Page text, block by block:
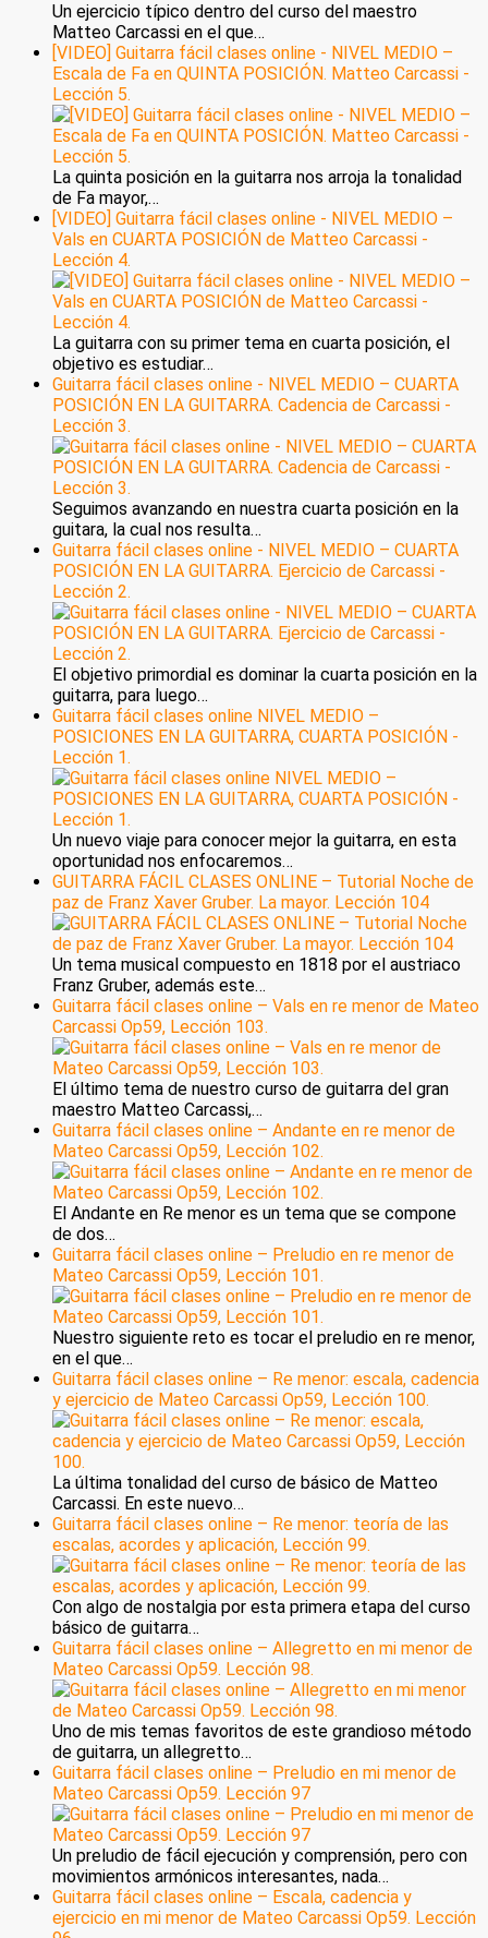
Un ejercicio típico dentro del curso del maestro
Matteo Carcassi en el que…
[VIDEO] Guitarra fácil clases online - NIVEL MEDIO –
Escala de Fa en QUINTA POSICIÓN. Matteo Carcassi -
Lección 5.
La quinta posición en la guitarra nos arroja la tonalidad
de Fa mayor,…
[VIDEO] Guitarra fácil clases online - NIVEL MEDIO –
Vals en CUARTA POSICIÓN de Matteo Carcassi -
Lección 4.
La guitarra con su primer tema en cuarta posición, el
objetivo es estudiar…
Guitarra fácil clases online - NIVEL MEDIO – CUARTA
POSICIÓN EN LA GUITARRA. Cadencia de Carcassi -
Lección 3.
Seguimos avanzando en nuestra cuarta posición en la
guitara, la cual nos resulta…
Guitarra fácil clases online - NIVEL MEDIO – CUARTA
POSICIÓN EN LA GUITARRA. Ejercicio de Carcassi -
Lección 2.
El objetivo primordial es dominar la cuarta posición en la
guitarra, para luego…
Guitarra fácil clases online NIVEL MEDIO –
POSICIONES EN LA GUITARRA, CUARTA POSICIÓN -
Lección 1.
Un nuevo viaje para conocer mejor la guitarra, en esta
oportunidad nos enfocaremos…
GUITARRA FÁCIL CLASES ONLINE – Tutorial Noche de
paz de Franz Xaver Gruber. La mayor. Lección 104
Un tema musical compuesto en 1818 por el austriaco
Franz Gruber, además este…
Guitarra fácil clases online – Vals en re menor de Mateo
Carcassi Op59, Lección 103.
El último tema de nuestro curso de guitarra del gran
maestro Matteo Carcassi,…
Guitarra fácil clases online – Andante en re menor de
Mateo Carcassi Op59, Lección 102.
El Andante en Re menor es un tema que se compone
de dos…
Guitarra fácil clases online – Preludio en re menor de
Mateo Carcassi Op59, Lección 101.
Nuestro siguiente reto es tocar el preludio en re menor,
en el que…
Guitarra fácil clases online – Re menor: escala, cadencia
y ejercicio de Mateo Carcassi Op59, Lección 100.
La última tonalidad del curso de básico de Matteo
Carcassi. En este nuevo…
Guitarra fácil clases online – Re menor: teoría de las
escalas, acordes y aplicación, Lección 99.
Con algo de nostalgia por esta primera etapa del curso
básico de guitarra…
Guitarra fácil clases online – Allegretto en mi menor de
Mateo Carcassi Op59. Lección 98.
Uno de mis temas favoritos de este grandioso método
de guitarra, un allegretto…
Guitarra fácil clases online – Preludio en mi menor de
Mateo Carcassi Op59. Lección 97
Un preludio de fácil ejecución y comprensión, pero con
movimientos armónicos interesantes, nada…
Guitarra fácil clases online – Escala, cadencia y
ejercicio en mi menor de Mateo Carcassi Op59. Lección